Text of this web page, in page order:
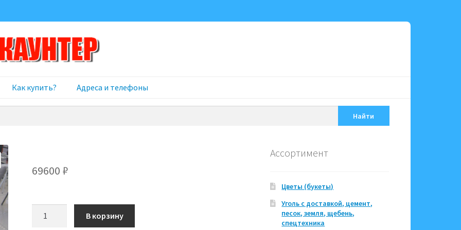
Как купить? Адреса и телефоны
Найти
69600₽
В корзину
Ассортимент
Цветы (букеты)
Уголь с доставкой, цемент,
песок, земля, щебень,
спецтехника